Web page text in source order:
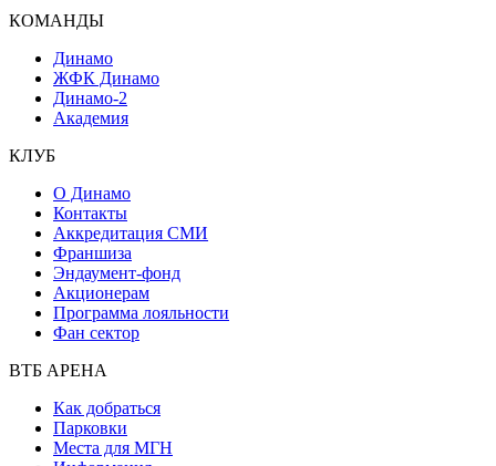
КОМАНДЫ
Динамо
ЖФК Динамо
Динамо-2
Академия
КЛУБ
О Динамо
Контакты
Аккредитация СМИ
Франшиза
Эндаумент-фонд
Акционерам
Программа лояльности
Фан сектор
ВТБ АРЕНА
Как добраться
Парковки
Места для МГН